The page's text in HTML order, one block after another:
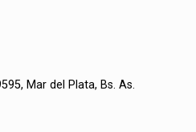
Mar del Plata, Bs. As.